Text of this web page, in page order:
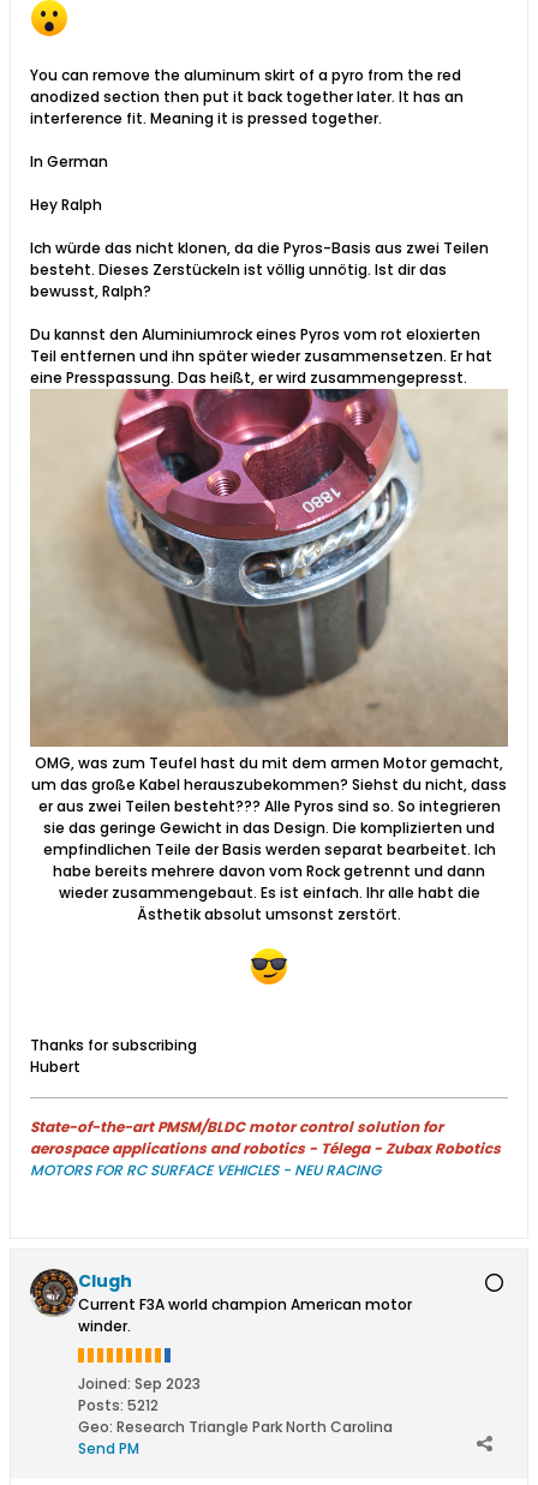
You can remove the aluminum skirt of a pyro from the red
anodized section then put it back together later. It has an
interference fit. Meaning it is pressed together.
In German
​Hey Ralph
Ich würde das nicht klonen, da die Pyros-Basis aus zwei Teilen
besteht. Dieses Zerstückeln ist völlig unnötig. Ist dir das
bewusst, Ralph?
Du kannst den Aluminiumrock eines Pyros vom rot eloxierten
Teil entfernen und ihn später wieder zusammensetzen. Er hat
eine Presspassung. Das heißt, er wird zusammengepresst.​​
OMG, was zum Teufel hast du mit dem armen Motor gemacht,
um das große Kabel herauszubekommen? Siehst du nicht, dass
er aus zwei Teilen besteht??? Alle Pyros sind so. So integrieren
sie das geringe Gewicht in das Design. Die komplizierten und
empfindlichen Teile der Basis werden separat bearbeitet. Ich
habe bereits mehrere davon vom Rock getrennt und dann
wieder zusammengebaut. Es ist einfach. Ihr alle habt die
Ästhetik absolut umsonst zerstört.
Thanks for subscribing
Hubert
State-of-the-art PMSM/BLDC motor control solution for
aerospace applications and robotics - Télega - Zubax Robotics
MOTORS FOR RC SURFACE VEHICLES - NEU RACING
Clugh
Current F3A world champion American motor
winder.
Joined: Sep 2023
Posts: 5212
Geo: Research Triangle Park North Carolina
Send PM